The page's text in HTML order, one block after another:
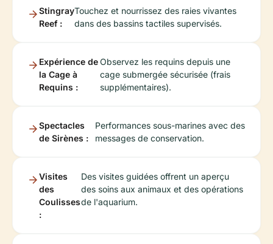
Stingray
Reef :
Touchez et nourrissez des raies vivantes
dans des bassins tactiles supervisés.
Expérience de
la Cage à
Requins :
Observez les requins depuis une
cage submergée sécurisée (frais
supplémentaires).
Spectacles
de Sirènes :
Performances sous-marines avec des
messages de conservation.
Visites
des
Coulisses
:
Des visites guidées offrent un aperçu
des soins aux animaux et des opérations
de l'aquarium.